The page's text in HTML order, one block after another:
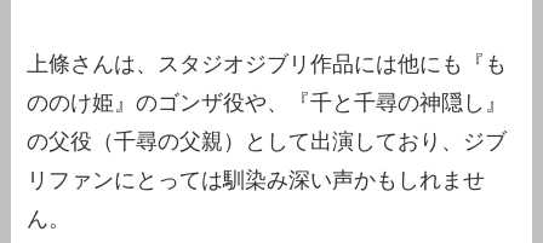
上條さんは、スタジオジブリ作品には他にも『も
ののけ姫』のゴンザ役や、『千と千尋の神隠し』
の父役（千尋の父親）として出演しており、ジブ
リファンにとっては馴染み深い声かもしれませ
ん。